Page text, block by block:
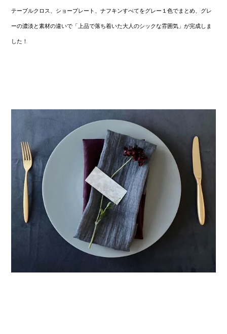
テーブルクロス、ショープレート、ナフキンすべてをグレー１色でまとめ、グレ
ーの濃淡と素材の違いで「上品で落ち着いた大人のシックな雰囲気」が完成しま
した！